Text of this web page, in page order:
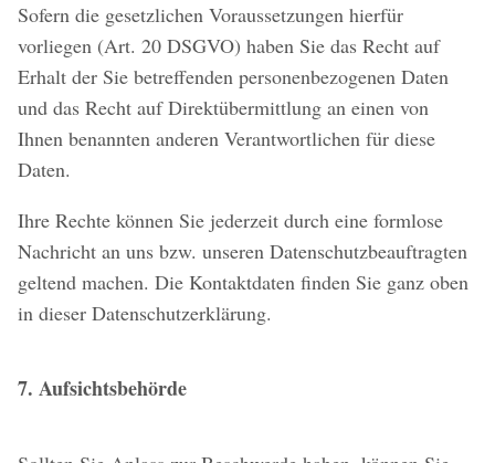
Sofern die gesetzlichen Voraussetzungen hierfür
vorliegen (Art. 20 DSGVO) haben Sie das Recht auf
Erhalt der Sie betreffenden personenbezogenen Daten
und das Recht auf Direktübermittlung an einen von
Ihnen benannten anderen Verantwortlichen für diese
Daten.
Ihre Rechte können Sie jederzeit durch eine formlose
Nachricht an uns bzw. unseren Datenschutzbeauftragten
geltend machen. Die Kontaktdaten finden Sie ganz oben
in dieser Datenschutzerklärung.
7. Aufsichtsbehörde